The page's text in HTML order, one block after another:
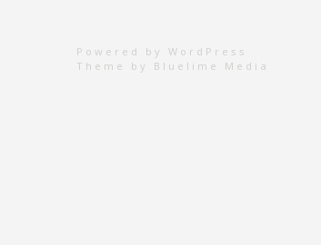
Powered by WordPress
Theme by Bluelime Media